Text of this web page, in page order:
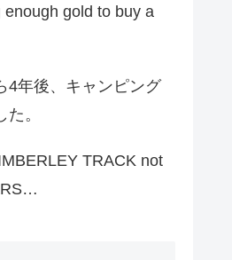
enough gold to buy a
4年後、キャンピング
。
TRACK not